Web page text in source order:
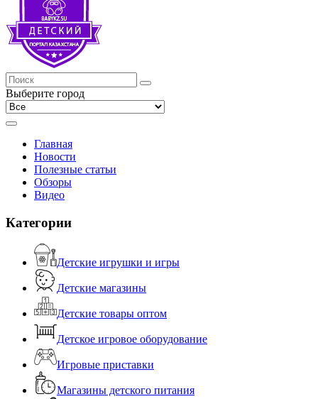
Выберите город
Главная
Новости
Полезные статьи
Обзоры
Видео
Категории
Детские игрушки и игры
Детские магазины
Детские товары оптом
Детское игровое оборудование
Игровые приставки
Магазины детского питания